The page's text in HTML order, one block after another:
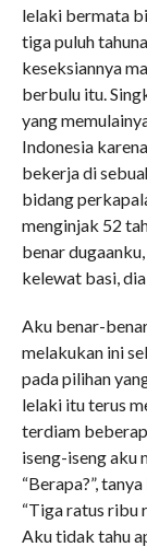
lelaki bermata
tiga puluh
keseksiannya
berbulu itu.
yang
Indonesia
bekerja di
bidang
menginjak 52
benar
kelewat basi,
Aku benar-
melakukan ini
pada pilihan
lelaki itu terus
terdiam
iseng-iseng aku
“Berapa?”,
“Tiga ratus ribu
Aku tidak tahu